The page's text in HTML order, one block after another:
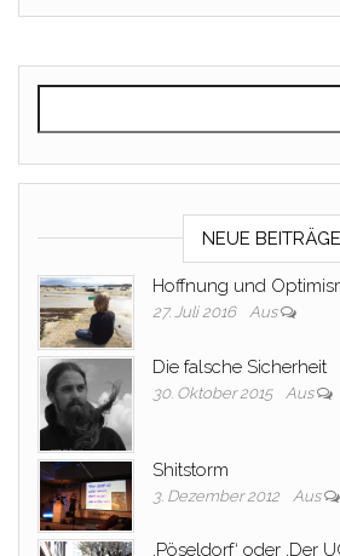
NEUE BEITRÄGE
Hoffnung und
27. Juli 2016 Aus
Die falsche Sicherheit
30. Oktober 2015 Aus
Shitstorm
3. Dezember 2012 Aus
‚Pöseldorf‘ oder ‚Der